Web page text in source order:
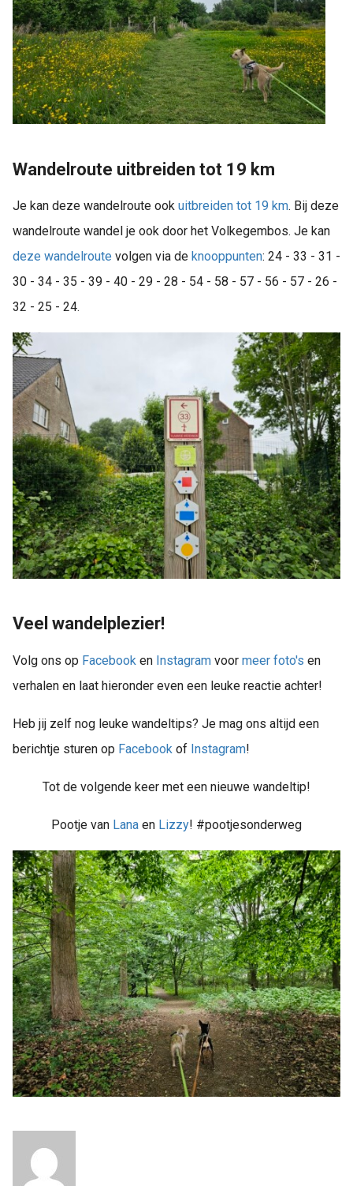
Wandelroute uitbreiden tot 19 km
Je kan deze wandelroute ook uitbreiden tot 19 km. Bij deze
wandelroute wandel je ook door het Volkegembos. Je kan
deze wandelroute volgen via de knooppunten: 24 - 33 - 31 -
30 - 34 - 35 - 39 - 40 - 29 - 28 - 54 - 58 - 57 - 56 - 57 - 26 -
32 - 25 - 24.
Veel wandelplezier!
Volg ons op Facebook en Instagram voor meer foto's en
verhalen en laat hieronder even een leuke reactie achter!
Heb jij zelf nog leuke wandeltips? Je mag ons altijd een
berichtje sturen op Facebook of Instagram!
Tot de volgende keer met een nieuwe wandeltip!
Pootje van Lana en Lizzy! #pootjesonderweg